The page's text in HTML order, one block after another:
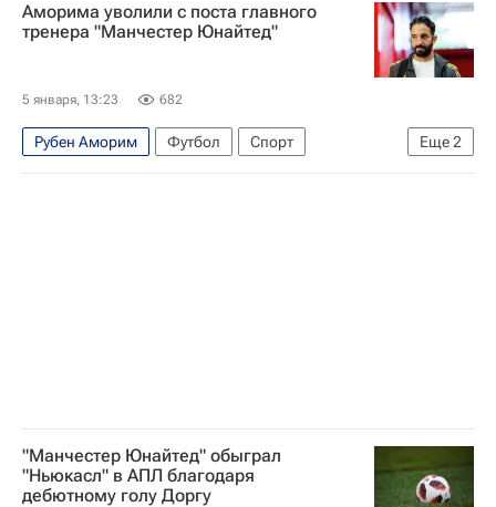
АПЛ 2026-2027 (Чемпионат Англии по футболу)
Аморима уволили с поста главного
тренера "Манчестер Юнайтед"
5 января, 13:23 682
Еще2
Рубен Аморим Футбол
Спорт
Манчестер Юнайтед
"Манчестер Юнайтед" обыграл
"Ньюкасл" в АПЛ благодаря
дебютному голу Доргу